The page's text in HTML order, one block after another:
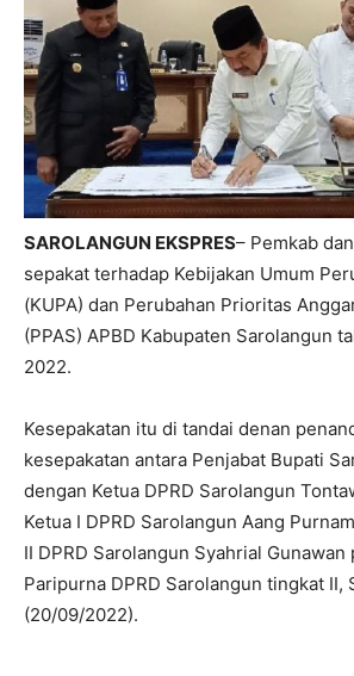
SAROLANGUN EKSPRES– Pemkab
sepakat terhadap Kebijakan Umum
(KUPA) dan Perubahan Prioritas
(PPAS) APBD Kabupaten Sarolangun
2022.
Kesepakatan itu di tandai denan
kesepakatan antara Penjabat Bupati
dengan Ketua DPRD Sarolangun
Ketua I DPRD Sarolangun Aang
II DPRD Sarolangun Syahrial Gunawan
Paripurna DPRD Sarolangun tingkat II,
(20/09/2022).